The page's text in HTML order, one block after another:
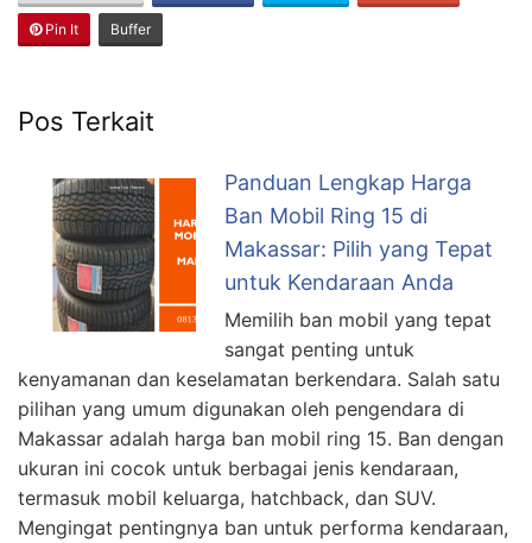
Pin It Buffer
Pos Terkait
Panduan Lengkap Harga
Ban Mobil Ring 15 di
Makassar: Pilih yang Tepat
untuk Kendaraan Anda
Memilih ban mobil yang tepat
sangat penting untuk
kenyamanan dan keselamatan berkendara. Salah satu
pilihan yang umum digunakan oleh pengendara di
Makassar adalah harga ban mobil ring 15. Ban dengan
ukuran ini cocok untuk berbagai jenis kendaraan,
termasuk mobil keluarga, hatchback, dan SUV.
Mengingat pentingnya ban untuk performa kendaraan,